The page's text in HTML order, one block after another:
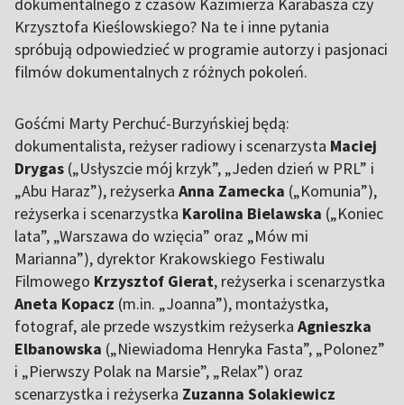
Krzysztofa Kieślowskiego? Na te i inne pytania
spróbują odpowiedzieć w programie autorzy i pasjonaci
filmów dokumentalnych z różnych pokoleń.
Gośćmi Marty Perchuć-Burzyńskiej będą:
dokumentalista, reżyser radiowy i scenarzysta Maciej
Drygas („Usłyszcie mój krzyk”, „Jeden dzień w PRL” i
„Abu Haraz”), reżyserka Anna Zamecka („Komunia”),
reżyserka i scenarzystka Karolina Bielawska („Koniec
lata”, „Warszawa do wzięcia” oraz „Mów mi
Marianna”), dyrektor Krakowskiego Festiwalu
Filmowego Krzysztof Gierat, reżyserka i scenarzystka
Aneta Kopacz (m.in. „Joanna”), montażystka,
fotograf, ale przede wszystkim reżyserka Agnieszka
Elbanowska („Niewiadoma Henryka Fasta”, „Polonez”
i „Pierwszy Polak na Marsie”, „Relax”) oraz
scenarzystka i reżyserka Zuzanna Solakiewicz